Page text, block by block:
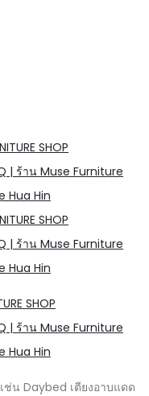
SHOP
| ร้าน Muse Furniture
Hua Hin
น Daybed เตียงอาบแดด